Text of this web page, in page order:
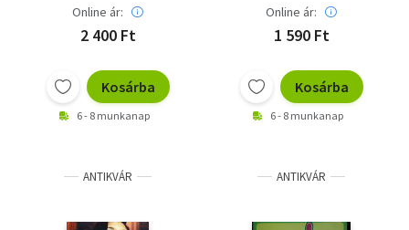
Online ár:
2 400 Ft
Kosárba
6 - 8 munkanap
Online ár:
1 590 Ft
Kosárba
6 - 8 munkanap
ANTIKVÁR ANTIKVÁR